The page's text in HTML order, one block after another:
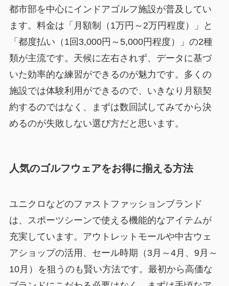
都市部を中心にインドアゴルフ施設が普及してい
ます。料金は「月額制（1万円～2万円程度）」と
「都度払い（1回3,000円～5,000円程度）」の2種
類が主流です。天候に左右されず、データに基づ
いた効率的な練習ができるのが魅力です。多くの
施設では体験利用ができるので、いきなり月額契
約するのではなく、まずは数回試してみてから決
めるのが失敗しない選び方だと思います。
人気のゴルフウェアをお得に揃える方法
ユニクロなどのファストファッションブランド
は、スポーツシーンで使える機能的なアイテムが
充実しています。アウトレットモールや中古ウェ
アショップの活用、セール時期（3月～4月、9月～
10月）を狙うのも賢い方法です。最初から高価な